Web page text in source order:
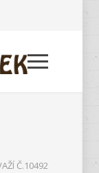
Č.10492